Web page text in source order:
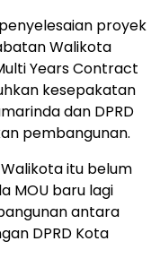
proyek
Walikota
Years Contract
kesepakatan
dan DPRD
pembangunan.
itu belum
MOU baru lagi
antara
DPRD Kota